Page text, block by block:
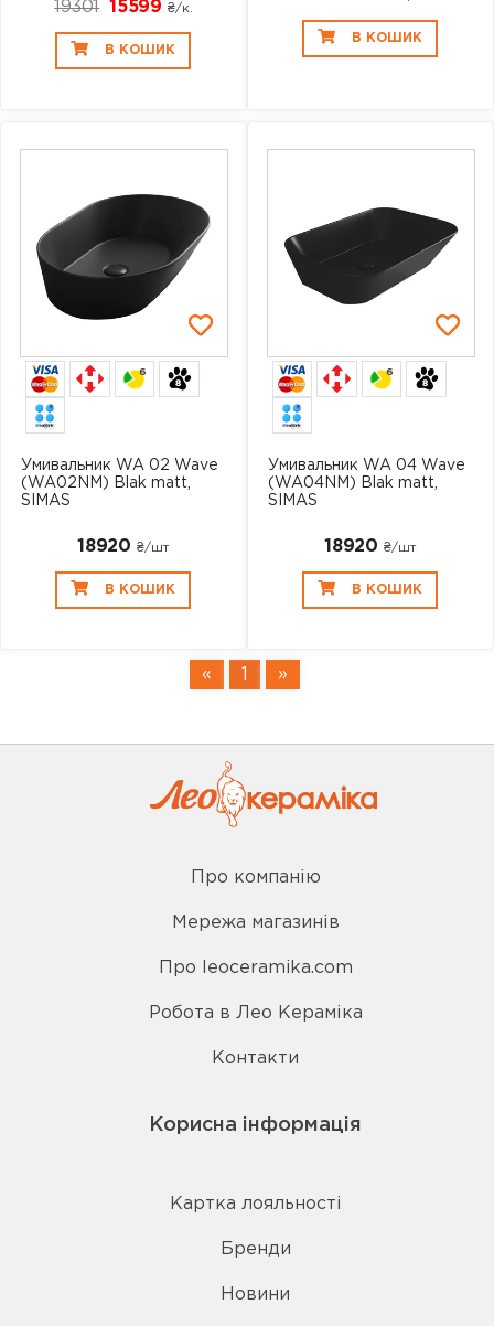
19301 15599 ₴/к.
В КОШИК
В КОШИК
6
Умивальник WA 02 Wave
(WA02NM) Blak matt,
SIMAS
18920 ₴/шт
В КОШИК
6
Умивальник WA 04 Wave
(WA04NM) Blak matt,
SIMAS
18920 ₴/шт
В КОШИК
« »
Про компанію
Мережа магазинів
Про leoceramika.com
Робота в Лео Кераміка
Контакти
Корисна інформація
Картка лояльності
Бренди
Новини